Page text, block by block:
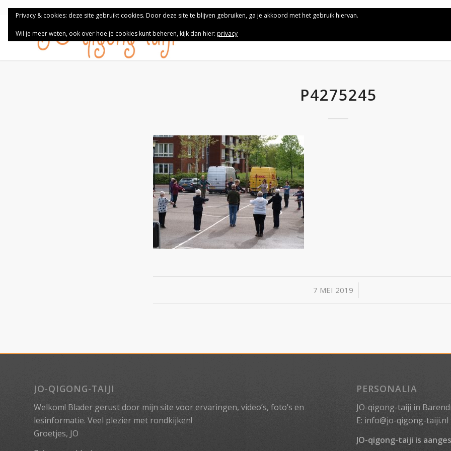
P4275245
7 MEI 2019
/
JO-QIGONG-TAIJI
Welkom! Blader gerust door mijn site voor ervaringen, video’s, foto’s en
lesinformatie. Veel plezier met rondkijken!
Groetjes, JO
PERSONALIA
JO-qigong-taiji in
E: info@jo-qigong-taiji.nl
JO-qigong-taiji is
Privacy & cookies: deze site gebruikt cookies. Door deze site te blijven gebruiken, ga je akkoord met het gebruik hiervan.
Wil je meer weten, ook over hoe je cookies kunt beheren, kijk dan hier: privacy